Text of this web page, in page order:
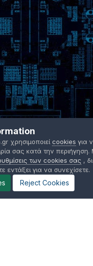
χρησιμοποιεί cookies για
σας κατά την περιήγηση.
των cookies σας ,
εντάξει για να συνεχίσετε.
Reject Cookies